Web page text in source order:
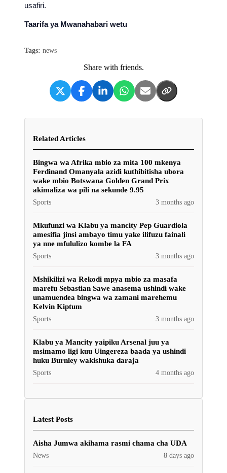
usafiri.
Taarifa ya Mwanahabari wetu
Tags: news
Share with friends.
Related Articles
Bingwa wa Afrika mbio za mita 100 mkenya
Ferdinand Omanyala azidi kuthibitisha ubora
wake mbio Botswana Golden Grand Prix
akimaliza wa pili na sekunde 9.95
Sports 3 months ago
Mkufunzi wa Klabu ya mancity Pep Guardiola
amesifia jinsi ambayo timu yake ilifuzu fainali
ya nne mfululizo kombe la FA
Sports 3 months ago
Mshikilizi wa Rekodi mpya mbio za masafa
marefu Sebastian Sawe anasema ushindi wake
unamuendea bingwa wa zamani marehemu
Kelvin Kiptum
Sports 3 months ago
Klabu ya Mancity yaipiku Arsenal juu ya
msimamo ligi kuu Uingereza baada ya ushindi
huku Burnley wakishuka daraja
Sports 4 months ago
Latest Posts
Aisha Jumwa akihama rasmi chama cha UDA
News 8 days ago